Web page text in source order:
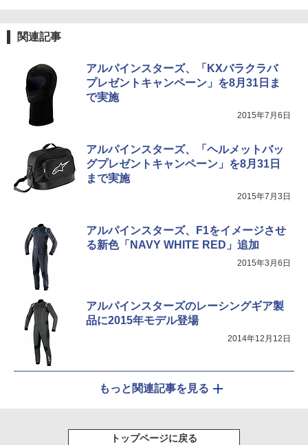
関連記事
アルパインスターズ、「KXバラクラバ
プレゼントキャンペーン」を8月31日ま
で実施
2015年7月6日
アルパインスターズ、「ヘルメットバッ
グプレゼントキャンペーン」を8月31日
まで実施
2015年7月3日
アルパインスターズ、F1をイメージさせ
る新色「NAVY WHITE RED」追加
2015年3月6日
アルパインスターズのレーシングギア製
品に2015年モデル登場
2014年12月12日
もっと関連記事を見る
トップページに戻る